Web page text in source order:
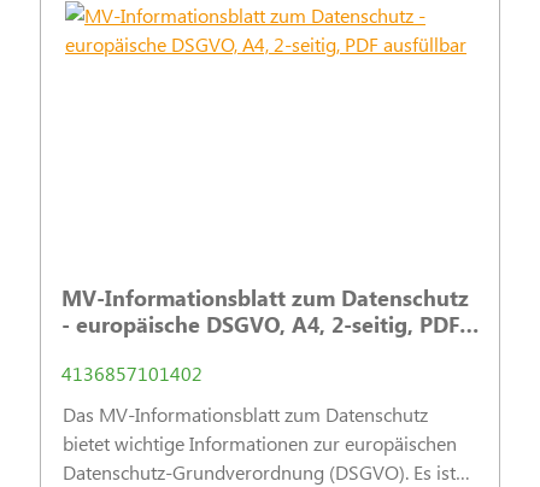
MV-Informationsblatt zum Datenschutz
- europäische DSGVO, A4, 2-seitig, PDF
4136857101402
Das MV-Informationsblatt zum Datenschutz
bietet wichtige Informationen zur europäischen
Datenschutz-Grundverordnung (DSGVO). Es ist